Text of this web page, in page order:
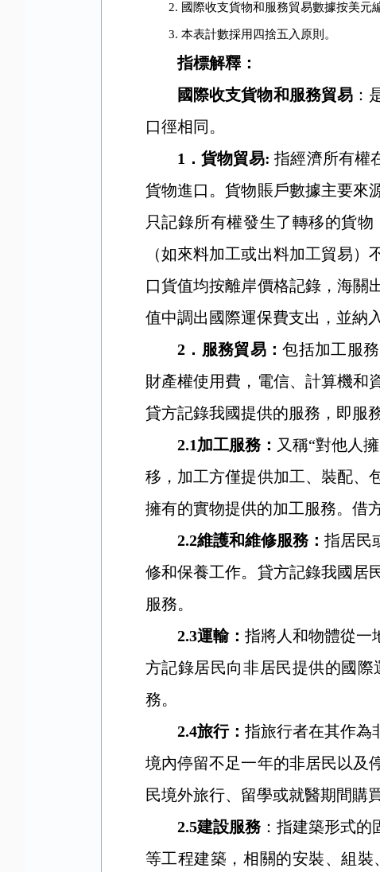
2. 國際收支貨物和服務貿易數據按美元
3.本表計數採用四捨五入原則。
指標解釋：
國際收支貨物和服務貿易 ：
口徑相同。
1 ．貨物貿易: 指經濟所有權
貨物進口。貨物賬戶數據主要來
只記錄所有權發生了轉移的貨
（如來料加工或出料加工貿易
口貨值均按離岸價格記錄，海關
值中調出國際運保費支出，並納
2． 服務貿易：包括加工服
財產權使用費，電信、計算機和
貸方記錄我國提供的服務，即服
2.1加工服務： 又稱“對他人
移，加工方僅提供加工、裝配、
擁有的實物提供的加工服務。借
2.2維護和維修服務： 指居民
修和保養工作。貸方記錄我國居
服務。
2.3運輸： 指將人和物體從一
方記錄居民向非居民提供的國
務。
2.4旅行： 指旅行者在其作為
境內停留不足一年的非居民以及
民境外旅行、留學或就醫期間購
2.5建設服務：指建築形式的
等工程建築，相關的安裝、組